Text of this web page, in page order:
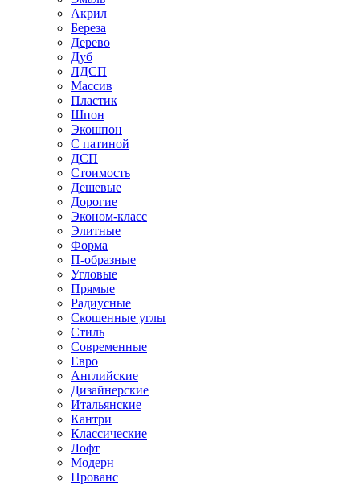
Акрил
Береза
Дерево
Дуб
ЛДСП
Массив
Пластик
Шпон
Экошпон
С патиной
ДСП
Стоимость
Дешевые
Дорогие
Эконом-класс
Элитные
Форма
П-образные
Угловые
Прямые
Радиусные
Скошенные углы
Стиль
Современные
Евро
Английские
Дизайнерские
Итальянские
Кантри
Классические
Лофт
Модерн
Прованс